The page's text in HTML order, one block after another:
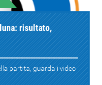
risultato,
partita, guarda i video